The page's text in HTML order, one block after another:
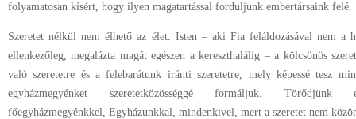
folyamatosan kísért, hogy ilyen magatartással forduljunk embertársaink felé.
Szeretet nélkül nem élhető az élet. Isten – aki Fia feláldozásával nem a
ellenkezőleg, megalázta magát egészen a kereszthalálig – a kölcsönös
való szeretetre és a felebarátunk iránti szeretetre, mely képessé tesz
egyházmegyénket szeretetközösséggé formáljuk. Törődjünk
főegyházmegyénkkel, Egyházunkkal, mindenkivel, mert a szeretet nem